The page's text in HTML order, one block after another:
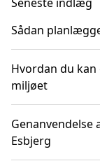
Sådan
Hvordan du
miljøet
Genanvendelse
Esbjerg